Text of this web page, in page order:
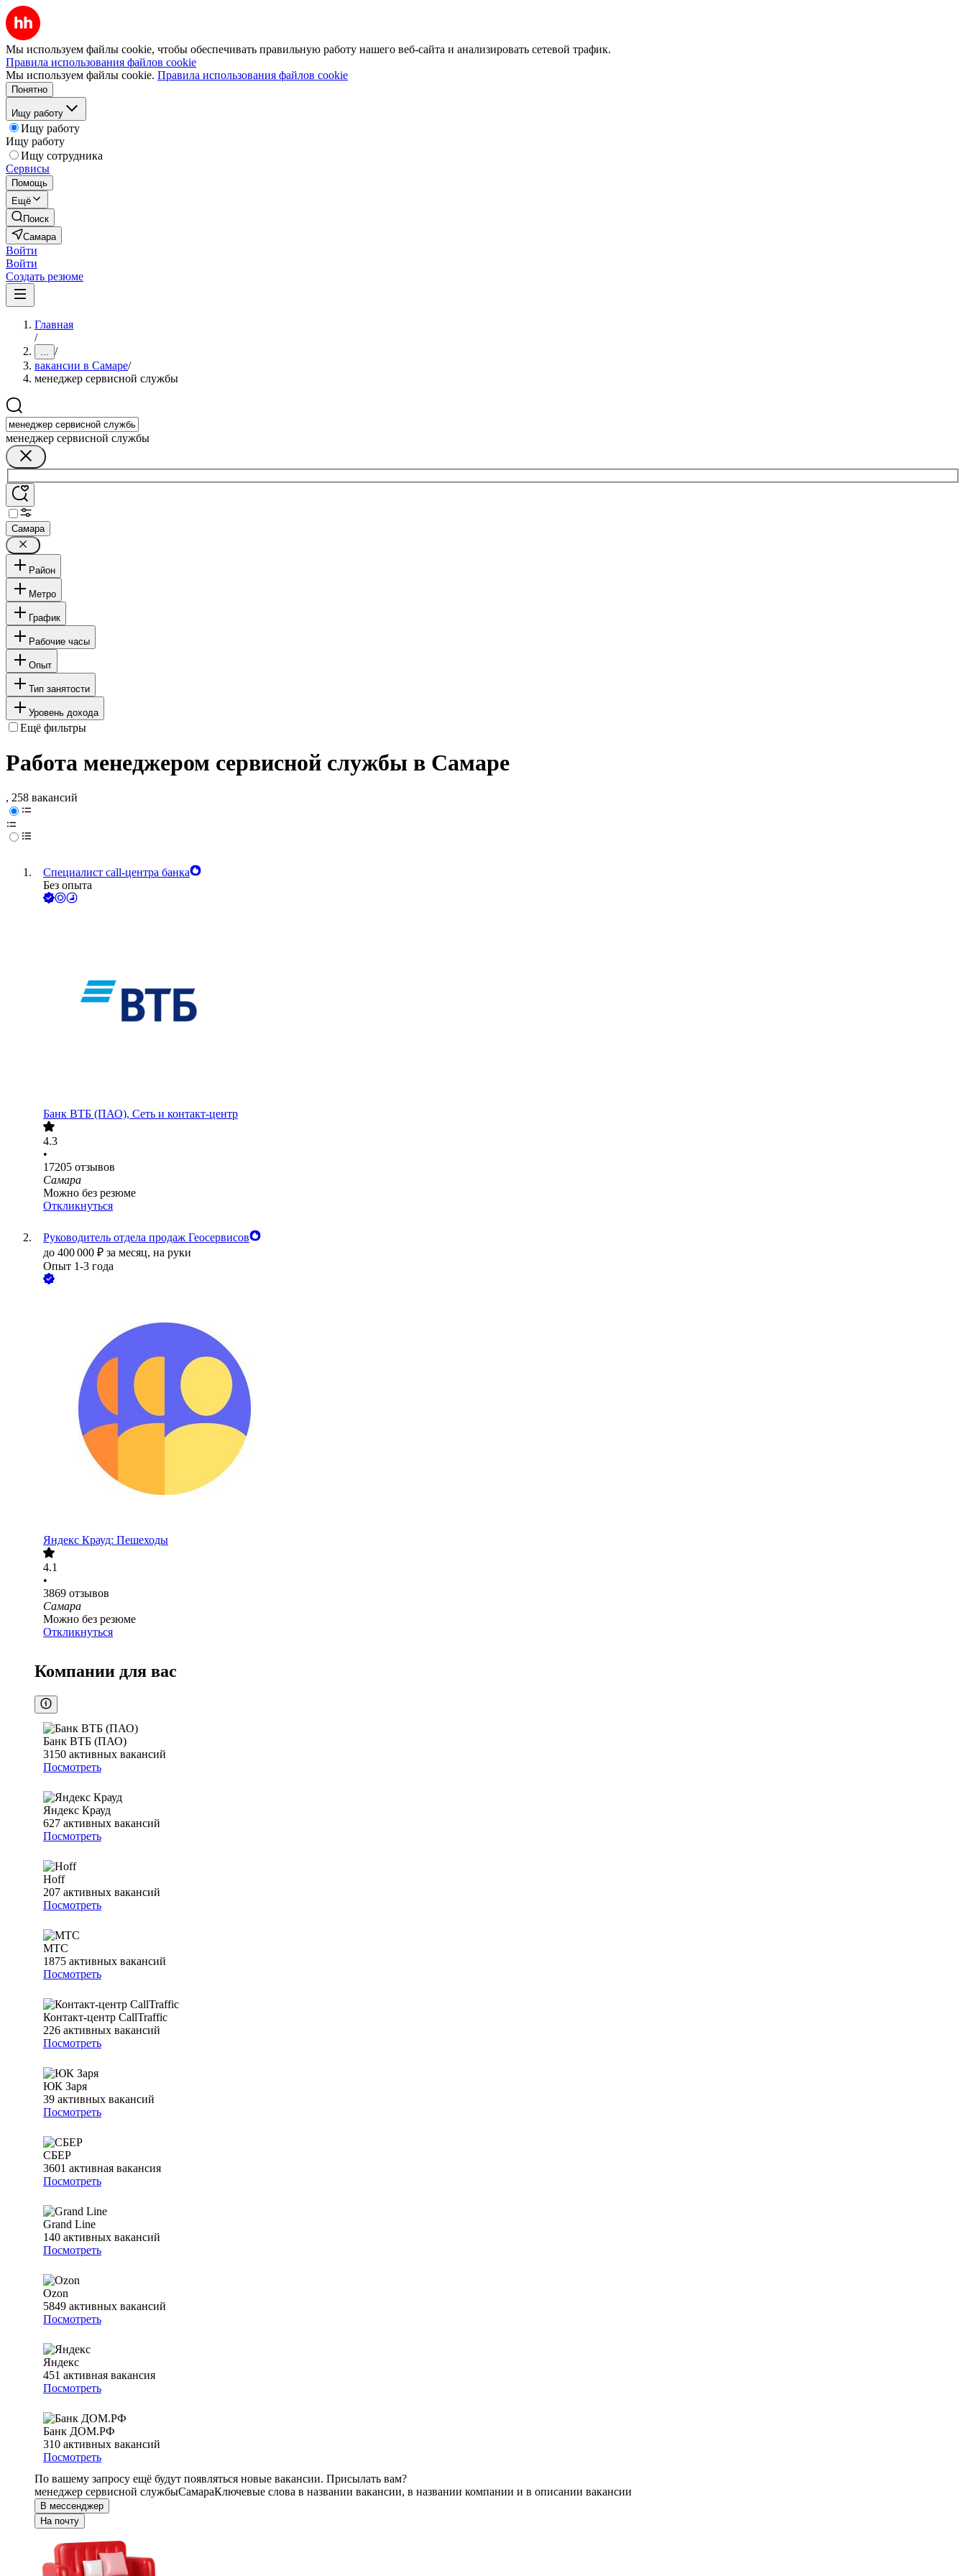
Мы используем файлы cookie, чтобы обеспечивать правильную работу нашего веб-сайта и анализировать сетевой трафик.
Правила использования файлов cookie
Мы используем файлы cookie. Правила использования файлов cookie
Понятно
Ищу работу
Ищу работу
Ищу работу
Ищу сотрудника
Сервисы
Помощь
Ещё
Поиск
Самара
Войти
Войти
Создать резюме
Главная
/
... /
вакансии в Самаре/
менеджер сервисной службы
менеджер сервисной службы
Самара
Район
Метро
График
Рабочие часы
Опыт
Тип занятости
Уровень дохода
Ещё фильтры
Работа менеджером сервисной службы в Самаре
, 258 вакансий
Специалист call-центра банка
Без опыта
Банк ВТБ (ПАО), Сеть и контакт-центр
4.3
•
17205 отзывов
Самара
Можно без резюме
Откликнуться
Руководитель отдела продаж Геосервисов
до 400 000 ₽ за месяц, на руки
Опыт 1-3 года
Яндекс Крауд: Пешеходы
4.1
•
3869 отзывов
Самара
Можно без резюме
Откликнуться
Компании для вас
Банк ВТБ (ПАО)
3150 активных вакансий
Посмотреть
Яндекс Крауд
627 активных вакансий
Посмотреть
Hoff
207 активных вакансий
Посмотреть
МТС
1875 активных вакансий
Посмотреть
Контакт-центр CallTraffic
226 активных вакансий
Посмотреть
ЮК Заря
39 активных вакансий
Посмотреть
СБЕР
3601 активная вакансия
Посмотреть
Grand Line
140 активных вакансий
Посмотреть
Ozon
5849 активных вакансий
Посмотреть
Яндекс
451 активная вакансия
Посмотреть
Банк ДОМ.РФ
310 активных вакансий
Посмотреть
По вашему запросу ещё будут появляться новые вакансии. Присылать вам?
менеджер сервисной службыСамараКлючевые слова в названии вакансии, в названии компании и в описании вакансии
В мессенджер
На почту